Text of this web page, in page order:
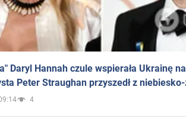
Daryl Hannah czule wspierała Ukrainę
Peter Straughan przyszedł z
4